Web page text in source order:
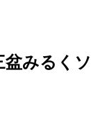
盆みるくソ